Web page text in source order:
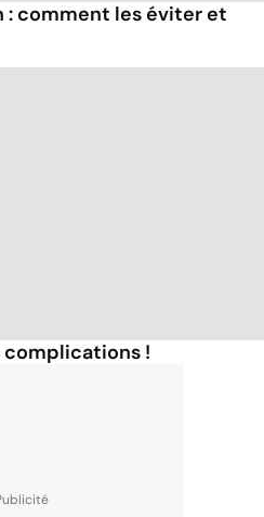
: comment les éviter et
!